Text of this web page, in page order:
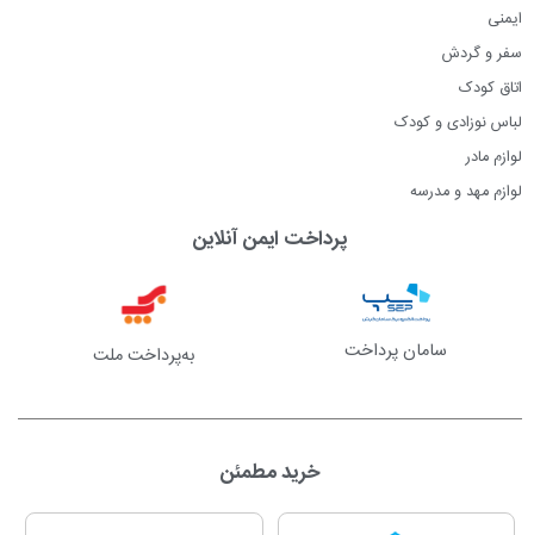
ایمنی
سفر و گردش
اتاق کودک
لباس نوزادی و کودک
لوازم مادر
لوازم مهد و مدرسه
پرداخت ایمن آنلاین
سامان پرداخت به‌پرداخت ملت
خرید مطمئن